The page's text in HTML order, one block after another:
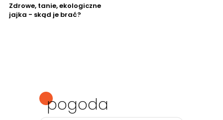
Zdrowe, tanie, ekologiczne
jajka - skąd je brać?
pogoda